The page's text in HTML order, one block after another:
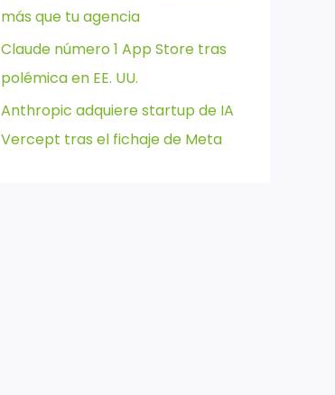
más que tu agencia
Claude número 1 App Store tras
polémica en EE. UU.
Anthropic adquiere startup de IA
Vercept tras el fichaje de Meta